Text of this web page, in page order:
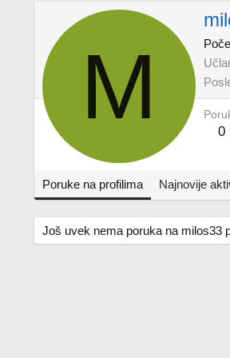
M 0
Poruke na profilima Najnovije
Još uvek nema poruka na milos33